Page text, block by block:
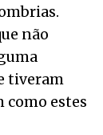
não
tiveram
como estes